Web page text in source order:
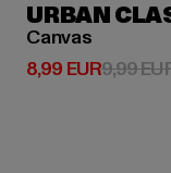
URBAN
Canvas
8,99 EUR
Derzeitiger Preis:
9,99